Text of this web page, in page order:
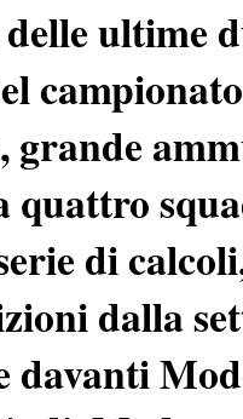
ultime
grande
di
dalla
davanti